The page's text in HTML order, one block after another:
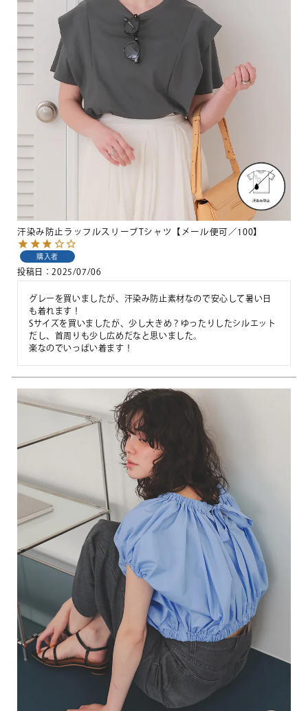
汗染み防止ラッフルスリーブTシャツ【メール便可／100】
購入者
投稿日 2025/07/06
グレーを買いましたが、汗染み防止素材なので安心して暑い日
も着れます！
Sサイズを買いましたが、少し大きめ？ゆったりしたシルエット
だし、首周りも少し広めだなと思いました。
楽なのでいっぱい着ます！